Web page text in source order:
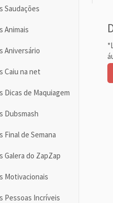
Saudações
Animais
Aniversário
Caiu na net
Dicas de Maquiagem
Dubsmash
Final de Semana
Galera do ZapZap
Motivacionais
Pessoas Incríveis